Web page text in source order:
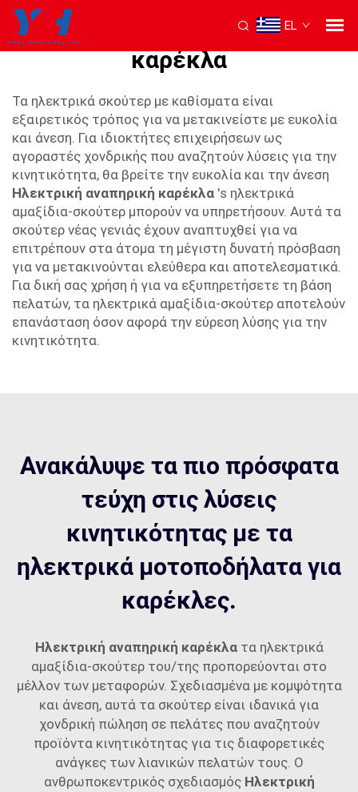
EL
ηλεκτρικό μοτοποδήλατο για
καρέκλα
Τα ηλεκτρικά σκούτερ με καθίσματα είναι
εξαιρετικός τρόπος για να μετακινείστε με ευκολία
και άνεση. Για ιδιοκτήτες επιχειρήσεων ως
αγοραστές χονδρικής που αναζητούν λύσεις για την
κινητικότητα, θα βρείτε την ευκολία και την άνεση
Ηλεκτρική αναπηρική καρέκλα 's ηλεκτρικά
αμαξίδια-σκούτερ μπορούν να υπηρετήσουν. Αυτά τα
σκούτερ νέας γενιάς έχουν αναπτυχθεί για να
επιτρέπουν στα άτομα τη μέγιστη δυνατή πρόσβαση
για να μετακινούνται ελεύθερα και αποτελεσματικά.
Για δική σας χρήση ή για να εξυπηρετήσετε τη βάση
πελατών, τα ηλεκτρικά αμαξίδια-σκούτερ αποτελούν
επανάσταση όσον αφορά την εύρεση λύσης για την
κινητικότητα.
Ανακάλυψε τα πιο πρόσφατα
τεύχη στις λύσεις
κινητικότητας με τα
ηλεκτρικά μοτοποδήλατα για
καρέκλες.
Ηλεκτρική αναπηρική καρέκλα τα ηλεκτρικά
αμαξίδια-σκούτερ του/της προπορεύονται στο
μέλλον των μεταφορών. Σχεδιασμένα με κομψότητα
και άνεση, αυτά τα σκούτερ είναι ιδανικά για
χονδρική πώληση σε πελάτες που αναζητούν
προϊόντα κινητικότητας για τις διαφορετικές
ανάγκες των λιανικών πελατών τους. Ο
ανθρωποκεντρικός σχεδιασμός Ηλεκτρική